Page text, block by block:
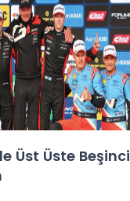
Üst Üste Beşinci